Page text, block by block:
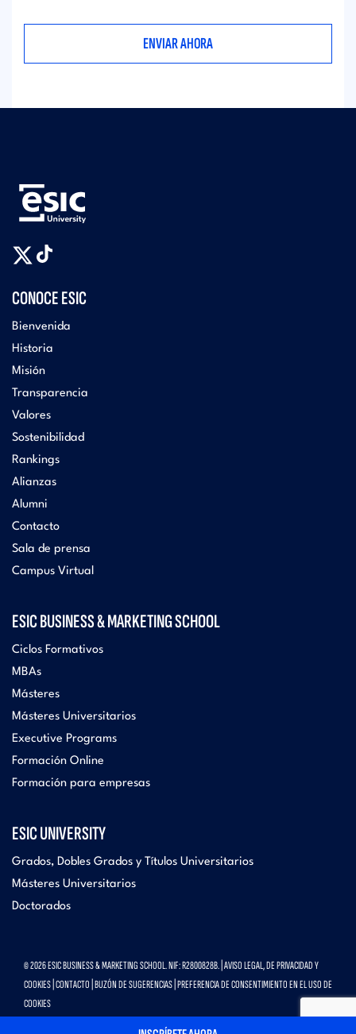
CONOCE ESIC
Bienvenida
Historia
Misión
Transparencia
Valores
Sostenibilidad
Rankings
Alianzas
Alumni
Contacto
Sala de prensa
Campus Virtual
ESIC BUSINESS & MARKETING SCHOOL
Ciclos Formativos
MBAs
Másteres
Másteres Universitarios
Executive Programs
Formación Online
Formación para empresas
ESIC UNIVERSITY
Grados, Dobles Grados y Títulos Universitarios
Másteres Universitarios
Doctorados
© 2026 ESIC BUSINESS & MARKETING SCHOOL. NIF: R2800828B. | AVISO LEGAL, DE PRIVACIDAD Y
COOKIES CONTACTO BUZÓN DE SUGERENCIAS PREFERENCIA DE CONSENTIMIENTO EN EL USO DE
COOKIES